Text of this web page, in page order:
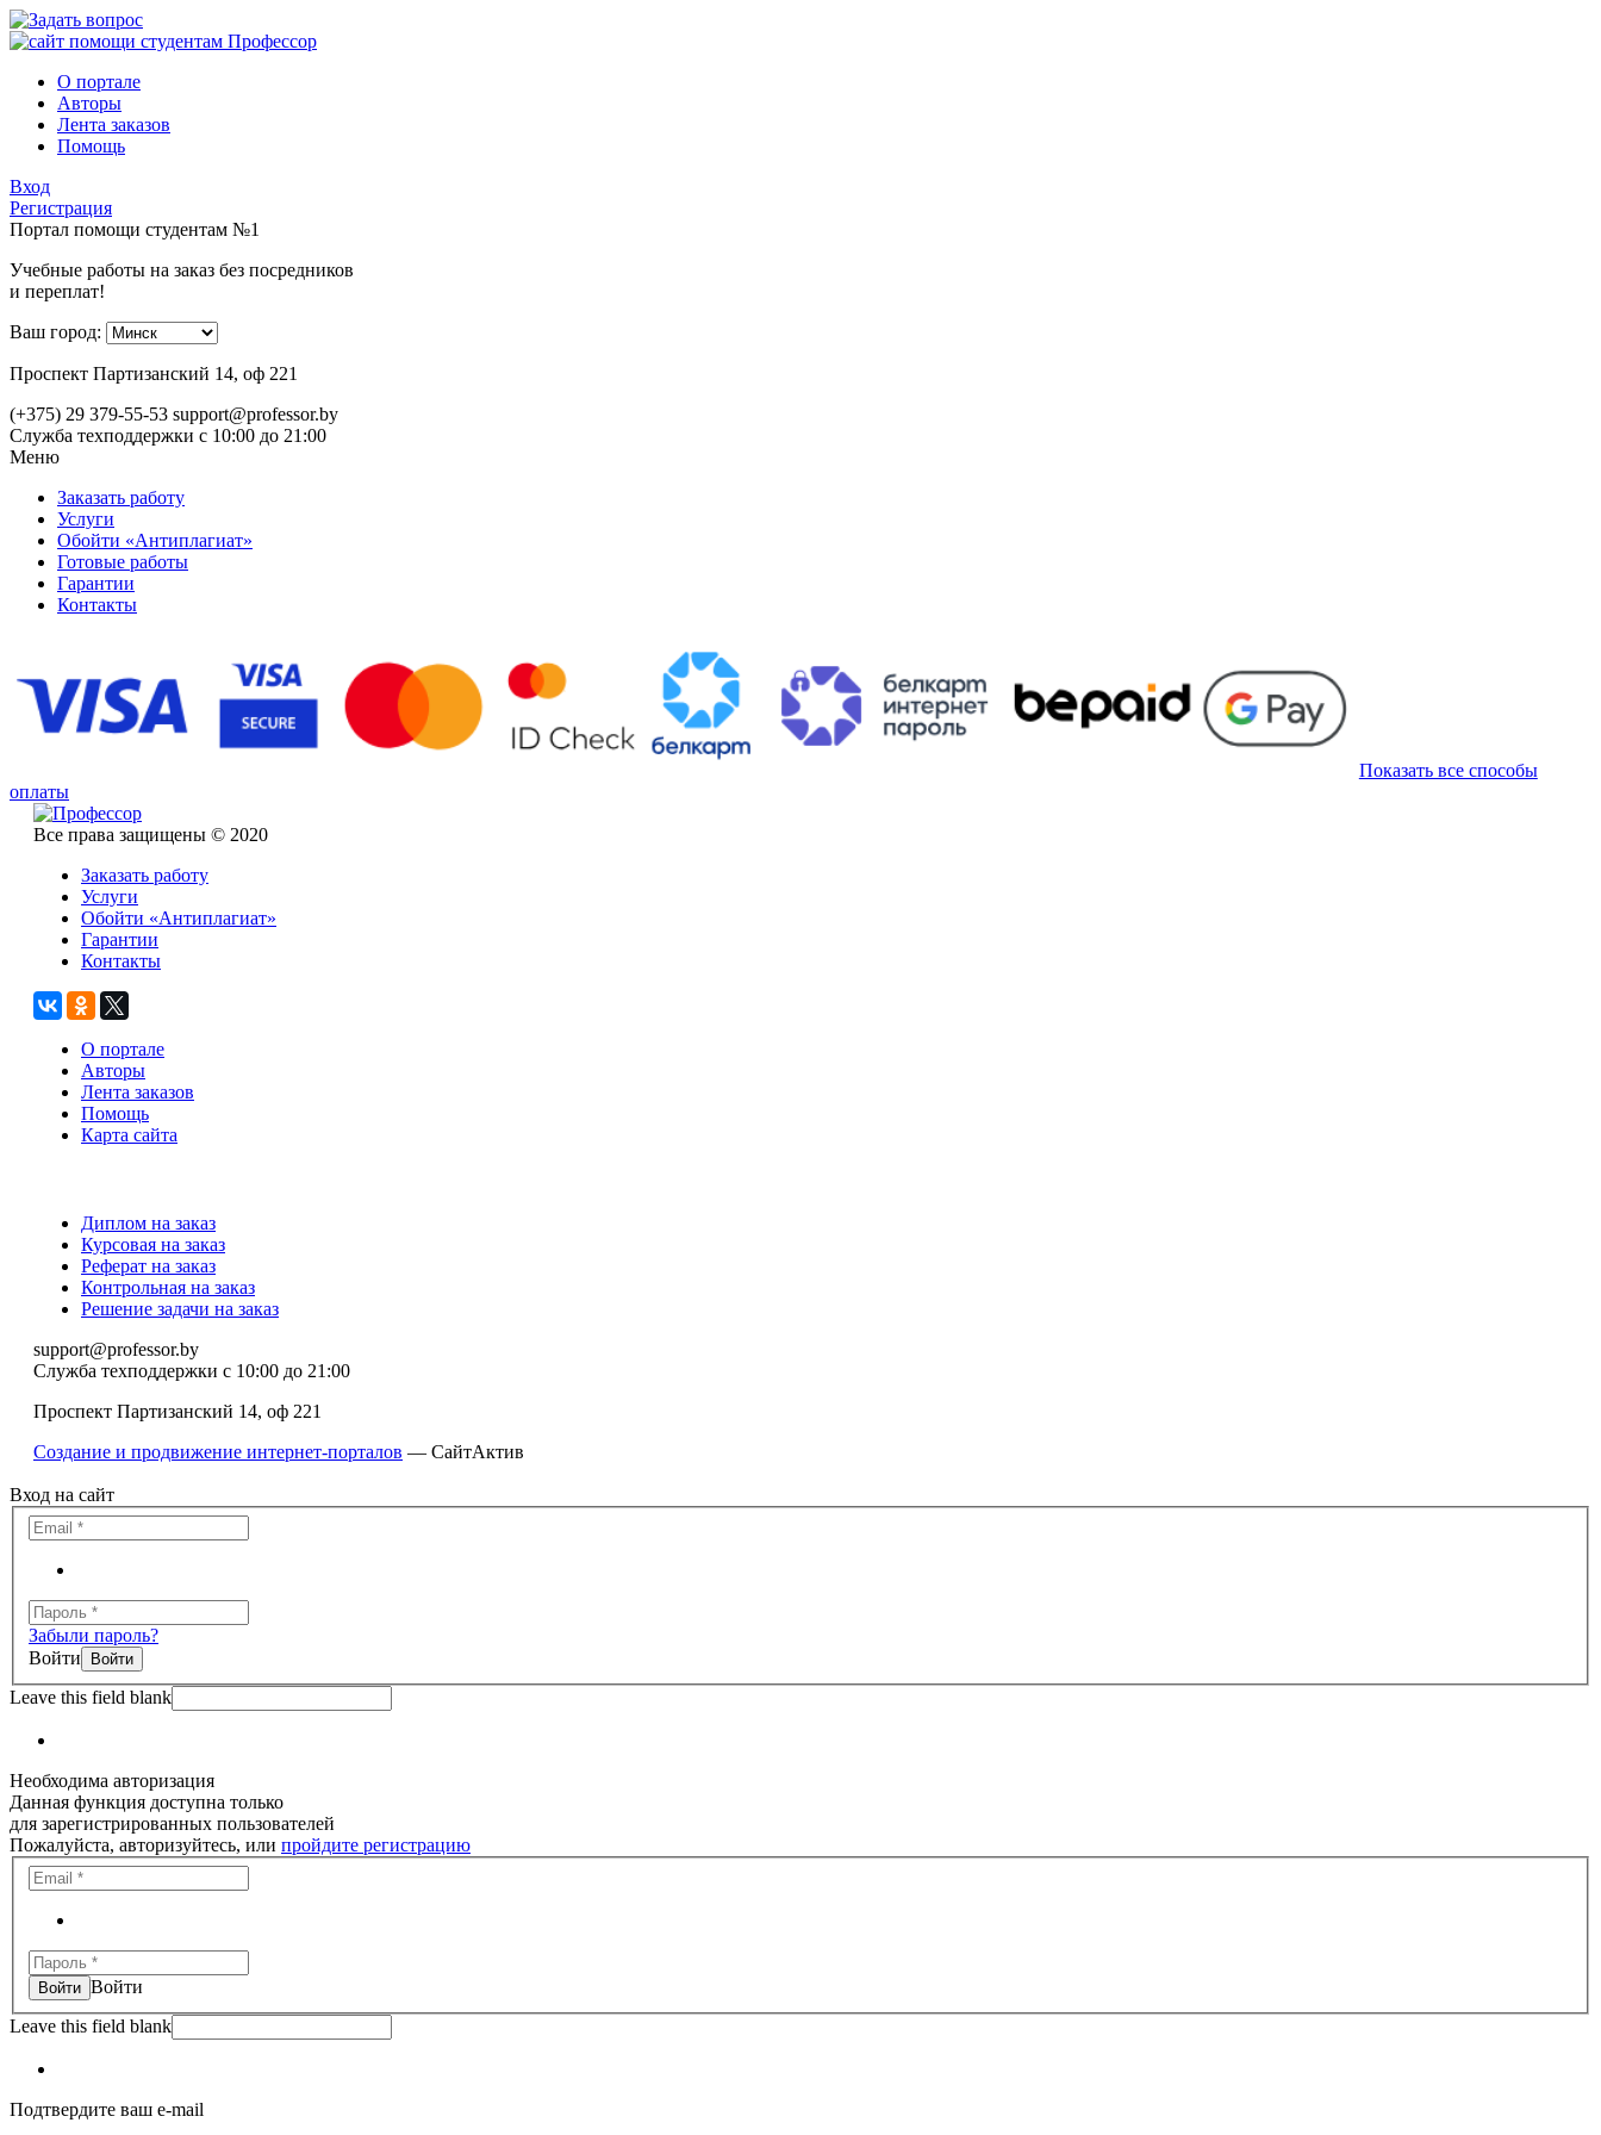
О портале
Авторы
Лента заказов
Помощь
Вход
Регистрация
Портал помощи студентам №1
Учебные работы на заказ без посредников
и переплат!
Ваш город:
Проспект Партизанский 14, оф 221
(+375) 29 379-55-53 support@professor.by
Служба техподдержки с 10:00 до 21:00
Меню
Заказать работу
Услуги
Обойти «Антиплагиат»
Готовые работы
Гарантии
Контакты
Показать все способы
оплаты
Все права защищены © 2020
Заказать работу
Услуги
Обойти «Антиплагиат»
Гарантии
Контакты
О портале
Авторы
Лента заказов
Помощь
Карта сайта
Диплом на заказ
Курсовая на заказ
Реферат на заказ
Контрольная на заказ
Решение задачи на заказ
support@professor.by
Служба техподдержки с 10:00 до 21:00
Проспект Партизанский 14, оф 221
Создание и продвижение интернет-порталов — СайтАктив
Вход на сайт
Забыли пароль?
Войти
Leave this field blank
Необходима авторизация
Данная функция доступна только
для зарегистрированных пользователей
Пожалуйста, авторизуйтесь, или пройдите регистрацию
Войти
Leave this field blank
Подтвердите ваш e-mail